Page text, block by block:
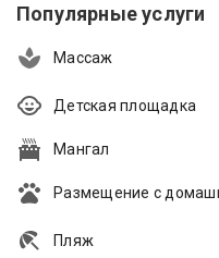
Популярные услуги
Массаж
Детская площадка
Мангал
Размещение с
Пляж